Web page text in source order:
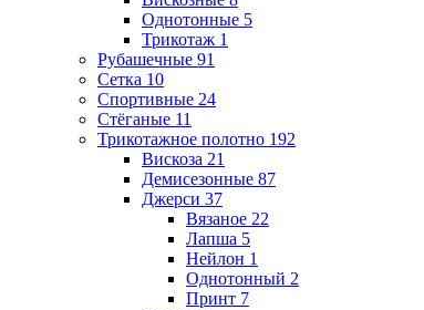
Однотонные 5
Трикотаж 1
Рубашечные 91
Сетка 10
Спортивные 24
Стёганые 11
Трикотажное полотно 192
Вискоза 21
Демисезонные 87
Джерси 37
Вязаное 22
Лапша 5
Нейлон 1
Однотонный 2
Принт 7